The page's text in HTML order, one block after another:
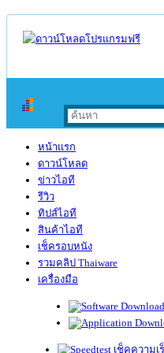
หน้าแรก
ดาวน์โหลด
ข่าวไอที
รีวิว
ทิปส์ไอที
สินค้าไอที
เช็ครอบหนัง
รวมคลิป Thaiware
เครื่องมือ
เช็คความเ